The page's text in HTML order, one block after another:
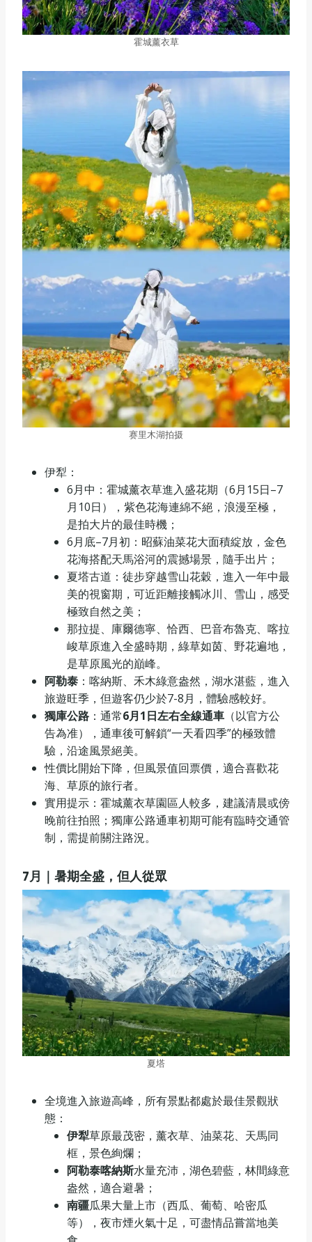
霍城薰衣草
赛里木湖拍摄
伊犁：
6月中：霍城薰衣草進入盛花期（6月15日–7
月10日），紫色花海連綿不絕，浪漫至極，
是拍大片的最佳時機；
6月底–7月初：昭蘇油菜花大面積綻放，金色
花海搭配天馬浴河的震撼場景，隨手出片；
夏塔古道：徒步穿越雪山花穀，進入一年中最
美的視窗期，可近距離接觸冰川、雪山，感受
極致自然之美；
那拉提、庫爾德寧、恰西、巴音布魯克、喀拉
峻草原進入全盛時期，綠草如茵、野花遍地，
是草原風光的巔峰。
阿勒泰 ：喀納斯、禾木綠意盎然，湖水湛藍，進入
旅遊旺季，但遊客仍少於7-8月，體驗感較好。
獨庫公路 ：通常6月1日左右全線通車 （以官方公
告為准），通車後可解鎖“一天看四季”的極致體
驗，沿途風景絕美。
性價比開始下降，但風景值回票價，適合喜歡花
海、草原的旅行者。
實用提示：霍城薰衣草園區人較多，建議清晨或傍
晚前往拍照；獨庫公路通車初期可能有臨時交通管
制，需提前關注路況。
7月｜暑期全盛，但人從眾
夏塔
全境進入旅遊高峰，所有景點都處於最佳景觀狀
態：
伊犁草原最茂密，薰衣草、油菜花、天馬同
框，景色絢爛；
阿勒泰喀納斯水量充沛，湖色碧藍，林間綠意
盎然，適合避暑；
南疆瓜果大量上市（西瓜、葡萄、哈密瓜
等），夜市煙火氣十足，可盡情品嘗當地美